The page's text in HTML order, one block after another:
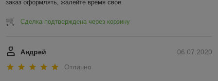
заказ оформлять, жалейте время свое.
Сделка подтверждена через корзину
06.07.2020
Андрей
Отлично